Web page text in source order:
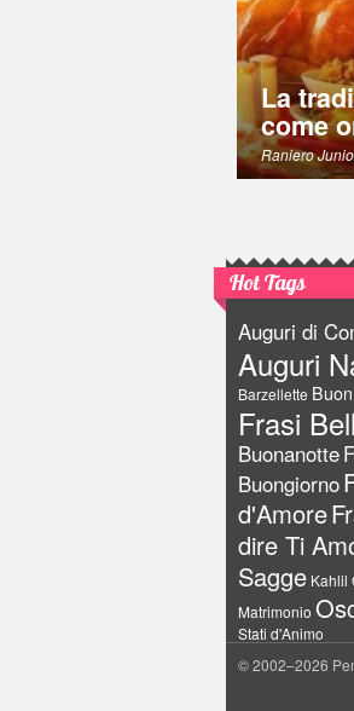
La
come
Raniero
Hot Tags
Auguri di
Auguri
Barzellette
Frasi
Buonanotte
Buongiorno
d'Amore
dire Ti
Sagge Kahlil
Matrimonio
Stati d'Animo
© 2002–2026